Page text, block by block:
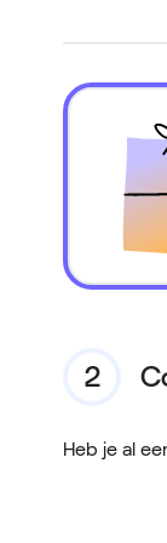
Heb je al